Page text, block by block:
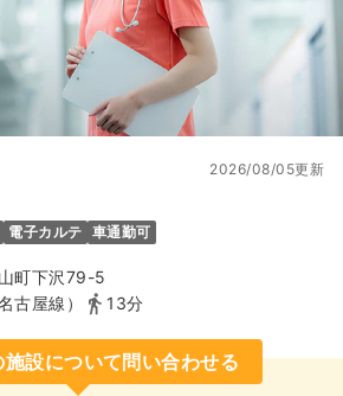
2026/08/05更新
電子カルテ 車通勤可
町下沢79-5
古屋線）
13分
施設について問い合わせる